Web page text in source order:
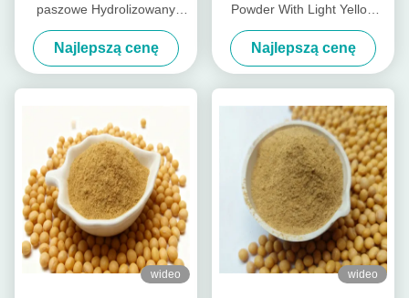
paszowe Hydrolizowany
proszek białkowy peptydu
sojowego z surowym
białkiem 50% Fabryka
zapachów sojowych
Najlepszą cenę
Powder With Light Yellow
Powder Pepsina Trawialność
ponad 90%
Najlepszą cenę
wideo wideo